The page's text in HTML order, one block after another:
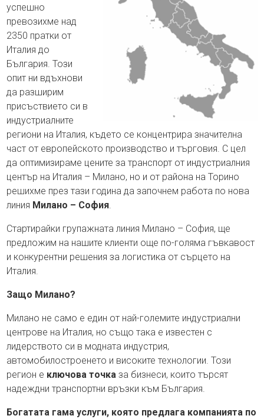
успешно
превозихме над
2350 пратки от
Италия до
България. Този
опит ни вдъхнови
да разширим
присъствието си в
индустриалните
региони на Италия, където се концентрира значителна
част от европейското производство и търговия. С цел
да оптимизираме цените за транспорт от индустриалния
център на Италия – Милано, но и от района на Торино
решихме през тази година да започнем работа по нова
линия Милано – София.
Стартирайки групажната линия Милано – София, ще
предложим на нашите клиенти още по-голяма гъвкавост
и конкурентни решения за логистика от сърцето на
Италия.
Защо Милано?
Милано не само е един от най-големите индустриални
центрове на Италия, но също така е известен с
лидерството си в модната индустрия,
автомобилостроенето и високите технологии. Този
регион е ключова точка за бизнеси, които търсят
надеждни транспортни връзки към България.
Богатата гама услуги, която предлага компанията по